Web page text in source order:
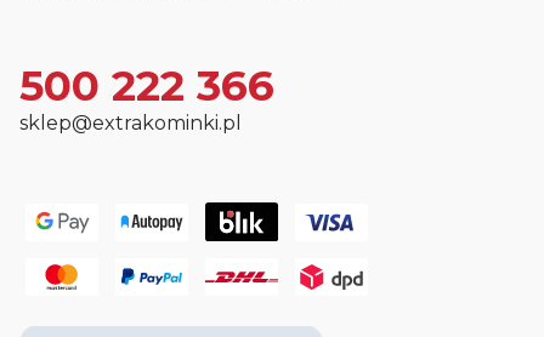
500 222 366
sklep@extrakominki.pl